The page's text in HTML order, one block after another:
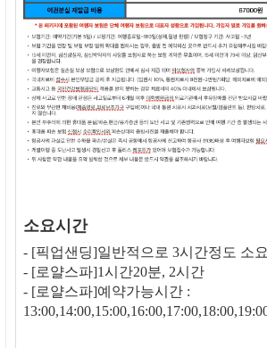
소요시간
- [픽업샌딩]일반적으로 3시간정도 소
- [로얄스파]1시간20분, 2시간
- [로얄스파]예약가능시간 :